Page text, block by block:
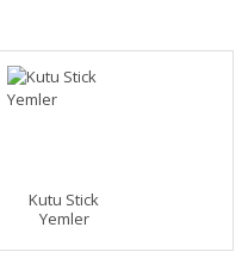
Kutu Stick
Yemler